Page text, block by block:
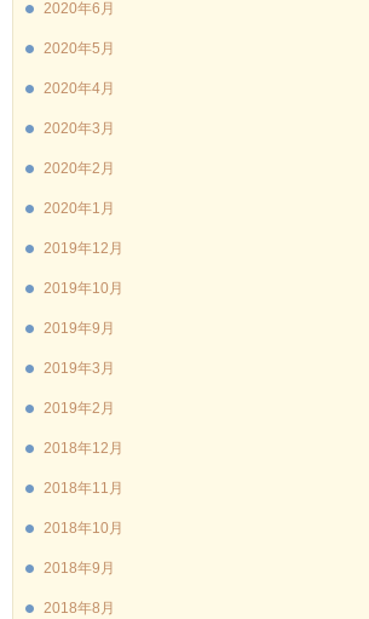
2020年6月
2020年5月
2020年4月
2020年3月
2020年2月
2020年1月
2019年12月
2019年10月
2019年9月
2019年3月
2019年2月
2018年12月
2018年11月
2018年10月
2018年9月
2018年8月